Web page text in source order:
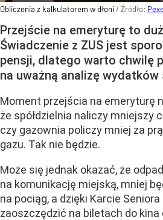
Obliczenia z kalkulatorem w dłoni/ Źródło:
Przejście na emeryturę to
Świadczenie z ZUS jest
pensji, dlatego warto chwilę
na uważną analizę wydatków
Moment przejścia na emeryturę
że spółdzielnia naliczy mniejszy
czy gazownia policzy mniej za
gazu. Tak nie będzie.
Może się jednak okazać, że
na komunikację miejską, mniej
na pociąg, a dzięki Karcie
zaoszczędzić na biletach do kina